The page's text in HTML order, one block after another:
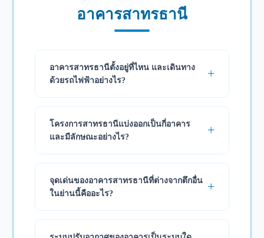
อาคารสาทรธานี
อาคารสาทรธานีตั้งอยู่ที่ไหน และเดินทาง
ด้วยรถไฟฟ้าอย่างไร?
โครงการสาทรธานีแบ่งออกเป็นกี่อาคาร
และมีลักษณะอย่างไร?
จุดเด่นของอาคารสาทรธานีที่ต่างจากตึกอื่น
ในย่านนี้คืออะไร?